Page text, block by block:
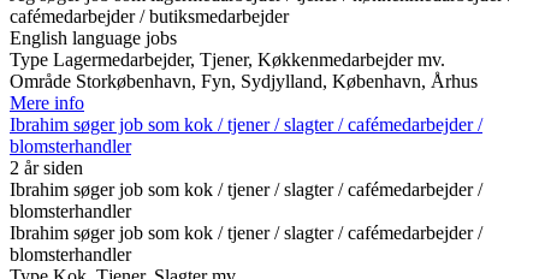
cafémedarbejder / butiksmedarbejder
English language jobs
Type Lagermedarbejder, Tjener, Køkkenmedarbejder mv.
Område Storkøbenhavn, Fyn, Sydjylland, København, Århus
Mere info
Ibrahim søger job som kok / tjener / slagter / cafémedarbejder /
blomsterhandler
2 år siden
Ibrahim søger job som kok / tjener / slagter / cafémedarbejder /
blomsterhandler
Ibrahim søger job som kok / tjener / slagter / cafémedarbejder /
blomsterhandler